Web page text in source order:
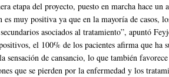
etapa del proyecto, puesto en marcha hace un
muy positiva ya que en la mayoría de casos,
asociados al tratamiento”, apuntó
el 100% de los pacientes afirma que ha
sensación de cansancio, lo que también
que se pierden por la enfermedad y los